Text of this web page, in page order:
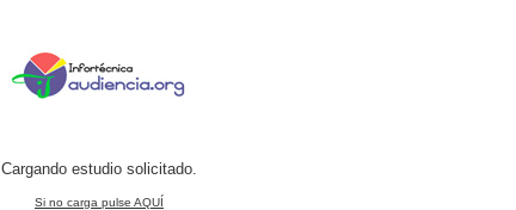
Cargando estudio solicitado.
Si no carga pulse AQUÍ